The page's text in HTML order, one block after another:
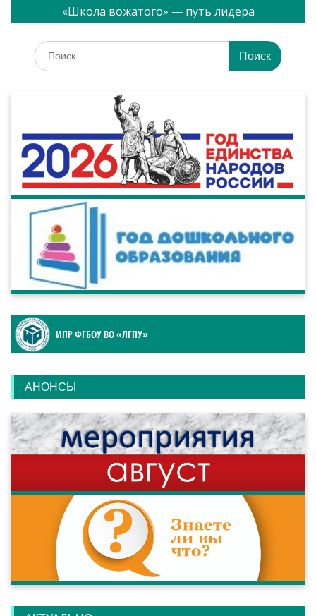
«Школа вожатого» — путь лидера
Искать:
ИПР ФГБОУ ВО «ЛГПУ»
АНОНСЫ